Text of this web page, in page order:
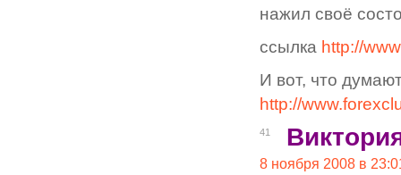
нажил своё
ссылка http://
И вот, что
http://
41
8 ноября 2008 в